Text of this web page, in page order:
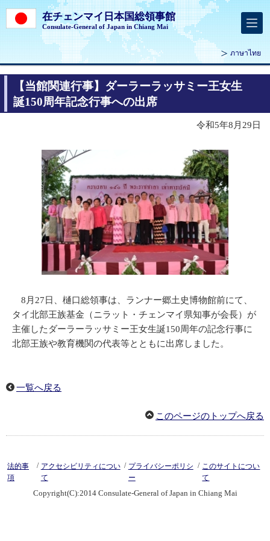
在チェンマイ日本国総領事館
Consulate-General of Japan in Chiang Mai
ภาษาไทย
【当館関連行事】ダーラーラッサミー王女生
誕150周年記念行事への出席
令和5年8月29日
8月27日、樋口総領事は、ランナー郷土史博物館前にて、
タイ北部王族基金（ニラット・チェンマイ県知事が会長）が
主催したダーラーラッサミー王女生誕150周年の記念行事に
北部王族や教育機関の代表等とともに出席しました。
一覧へ戻る
このページのトップへ戻る
法的事
項
/ アクセシビリティについ
て
/ プライバシーポリシ
ー
/ このサイトについ
て
Copyright(C):2014 Consulate-General of Japan in Chiang Mai